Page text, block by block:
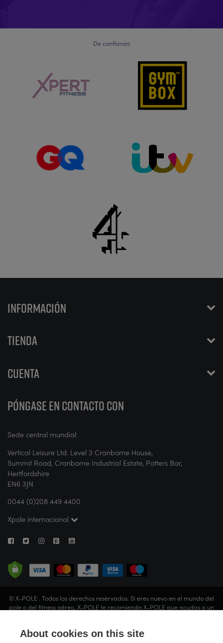
De confianza
INFORMACIÓN
TIENDA
CUENTA
PÓNGASE EN CONTACTO CON
Sede central mundial:
Vertical Leisure Ltd. Level 3 Cranborne House,
Summit Road, Cranborne Industrial Estate, Potters Bar,
Hertfordshire
EN6 3JN
0044 (0)208 449 4400
Xpole internacional
© X-POLE . Todos los derechos reservados. Si eres nuevo en el mundo del
pole o del fitness aéreo, X-POLE te recomienda X-POLE que acudas a un
nombre comercial de X-POLE) está registrada en Inglaterra y Gales (n.º
About cookies on this site